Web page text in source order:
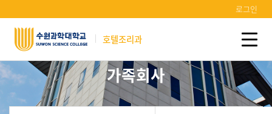
로그인
호텔조리과
가족회사